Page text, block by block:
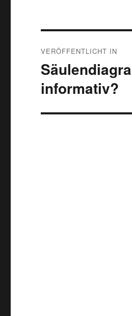
VERÖFFENTLICHT IN
informativ?